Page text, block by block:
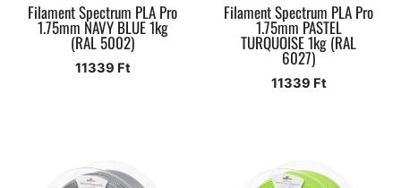
Filament Spectrum PLA Pro
1.75mm NAVY BLUE 1kg
(RAL 5002)
11339 Ft
Filament Spectrum PLA Pro
1.75mm PASTEL
TURQUOISE 1kg (RAL
6027)
11339 Ft